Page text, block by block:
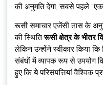
की अनुमति देगा, सबसे पहले
रूसी समाचार एजेंसी तास के
की स्थितिरूसी क्षेत्र के भीतर
लेकिन उन्होंने स्वीकार किया
संबंधों में व्यापक रूप से उपयोग
हुए कि ये परिसंपत्तियां वैश्विक